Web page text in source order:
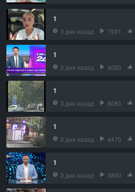
1
3 дня назад 7931
1
3 дня назад 4020
1
3 дня назад 8083
1
3 дня назад 4470
1
3 дня назад 3800